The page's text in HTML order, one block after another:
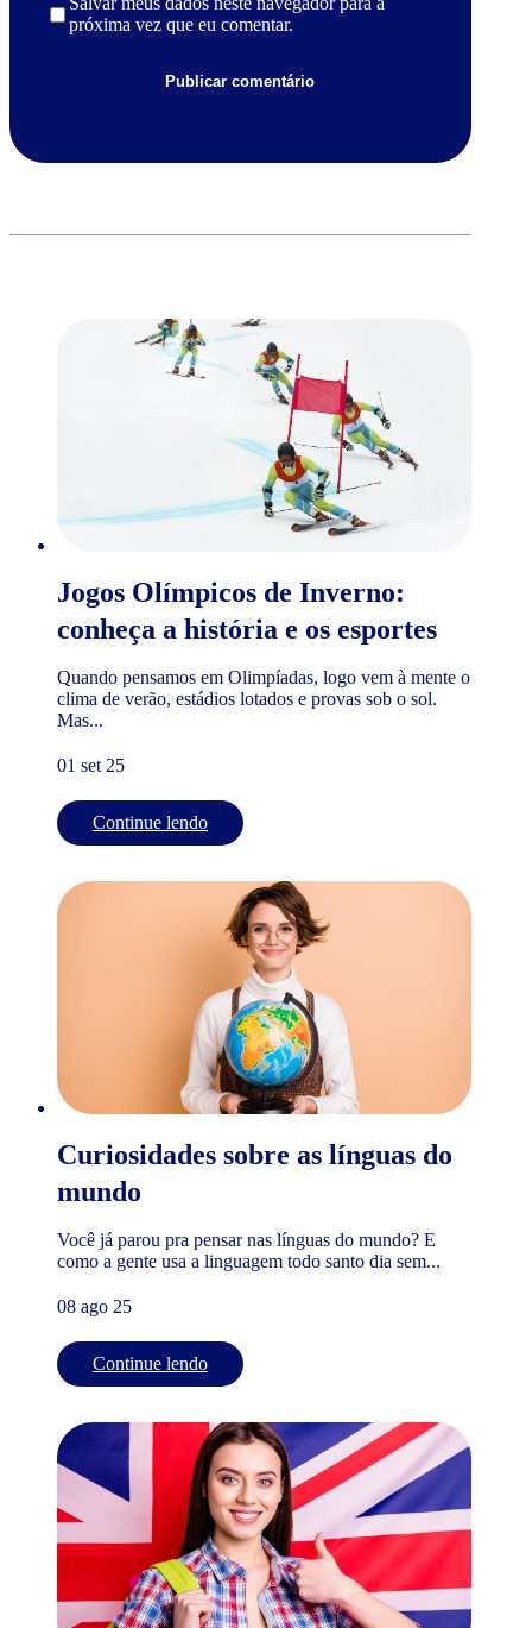
próxima vez que eu comentar.
Jogos Olímpicos de Inverno:
conheça a história e os esportes
Quando pensamos em Olimpíadas, logo vem à mente o
clima de verão, estádios lotados e provas sob o sol.
Mas...
01 set 25
Continue lendo
Curiosidades sobre as línguas do
mundo
Você já parou pra pensar nas línguas do mundo? E
como a gente usa a linguagem todo santo dia sem...
08 ago 25
Continue lendo